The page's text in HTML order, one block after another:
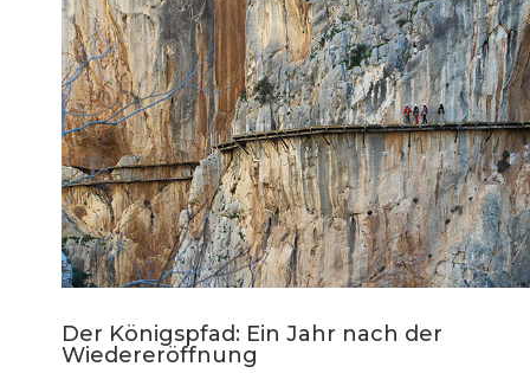
Der Königspfad: Ein Jahr nach der
Wiedereröffnung